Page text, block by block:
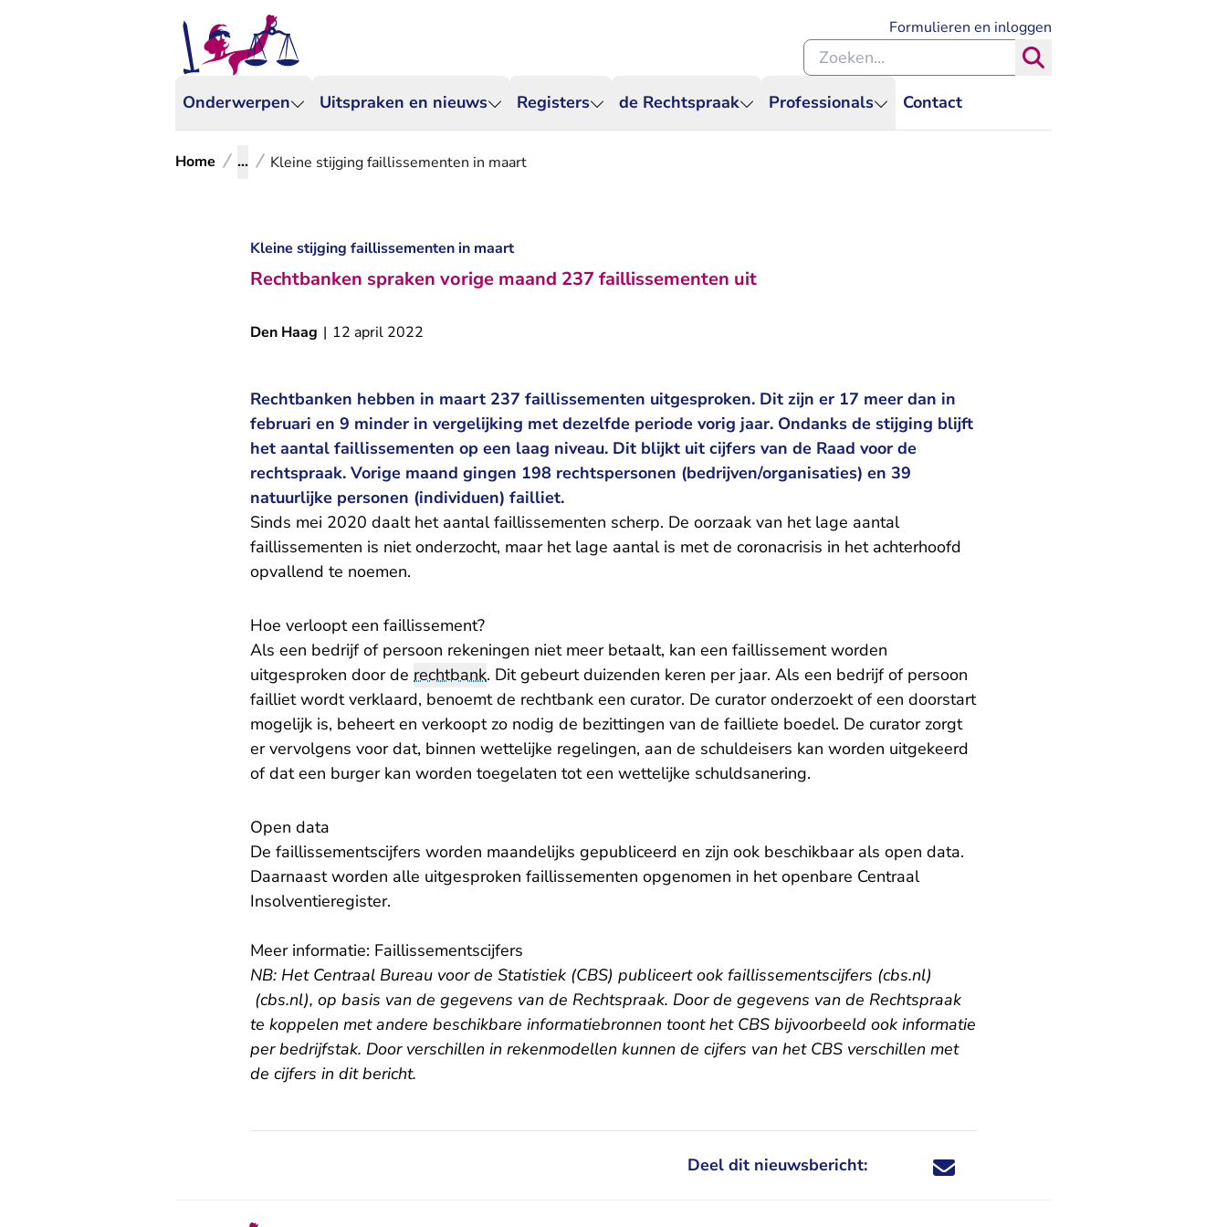
Onderwerpen Uitspraken en nieuws Registers de Rechtspraak Professionals Contact
Formulieren en inloggen
Zoeken binnen de Rechtspraak
Home ... Kleine stijging faillissementen in maart
Kleine stijging faillissementen in maart
Rechtbanken spraken vorige maand 237 faillissementen uit
Den Haag | 12 april 2022
Rechtbanken hebben in maart 237 faillissementen uitgesproken. Dit zijn er 17 meer dan in
februari en 9 minder in vergelijking met dezelfde periode vorig jaar. Ondanks de stijging blijft
het aantal faillissementen op een laag niveau. Dit blijkt uit cijfers van de Raad voor de
rechtspraak. Vorige maand gingen 198 rechtspersonen (bedrijven/organisaties) en 39
natuurlijke personen (individuen) failliet.
Sinds mei 2020 daalt het aantal faillissementen scherp. De oorzaak van het lage aantal
faillissementen is niet onderzocht, maar het lage aantal is met de coronacrisis in het achterhoofd
opvallend te noemen.
Hoe verloopt een faillissement?
Als een bedrijf of persoon rekeningen niet meer betaalt, kan een faillissement worden
uitgesproken door de rechtbank. Dit gebeurt duizenden keren per jaar. Als een bedrijf of persoon
failliet wordt verklaard, benoemt de rechtbank een curator. De curator onderzoekt of een doorstart
mogelijk is, beheert en verkoopt zo nodig de bezittingen van de failliete boedel. De curator zorgt
er vervolgens voor dat, binnen wettelijke regelingen, aan de schuldeisers kan worden uitgekeerd
of dat een burger kan worden toegelaten tot een wettelijke schuldsanering.
Open data
De faillissementscijfers worden maandelijks gepubliceerd en zijn ook beschikbaar als open data.
Daarnaast worden alle uitgesproken faillissementen opgenomen in het openbare Centraal
Insolventieregister- U verlaat Rechtspraak.nl
.
Meer informatie: Faillissementscijfers
NB: Het Centraal Bureau voor de Statistiek (CBS) publiceert ook faillissementscijfers (cbs.nl)
- U verlaat Rechtspraak.nl
(cbs.nl), op basis van de gegevens van de Rechtspraak. Door de gegevens van de Rechtspraak
te koppelen met andere beschikbare informatiebronnen toont het CBS bijvoorbeeld ook informatie
per bedrijfstak. Door verschillen in rekenmodellen kunnen de cijfers van het CBS verschillen met
de cijfers in dit bericht.
Deel dit nieuwsbericht: Deel dit nieuwsbericht via X - U verlaat
Deel dit nieuwsbericht via Facebook - U
Deel dit nieuwsbericht via e-mail
Deel dit nieuwsbericht via LinkedIn - U